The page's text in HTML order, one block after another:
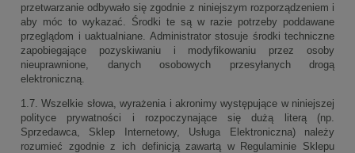
przetwarzanie odbywało się zgodnie z niniejszym rozporządzeniem i
aby móc to wykazać. Środki te są w razie potrzeby poddawane
przeglądom i uaktualniane. Administrator stosuje środki techniczne
zapobiegające pozyskiwaniu i modyfikowaniu przez osoby
nieuprawnione, danych osobowych przesyłanych drogą
elektroniczną.
1.7. Wszelkie słowa, wyrażenia i akronimy występujące w niniejszej
polityce prywatności i rozpoczynające się dużą literą (np.
Sprzedawca, Sklep Internetowy, Usługa Elektroniczna) należy
rozumieć zgodnie z ich definicją zawartą w Regulaminie Sklepu